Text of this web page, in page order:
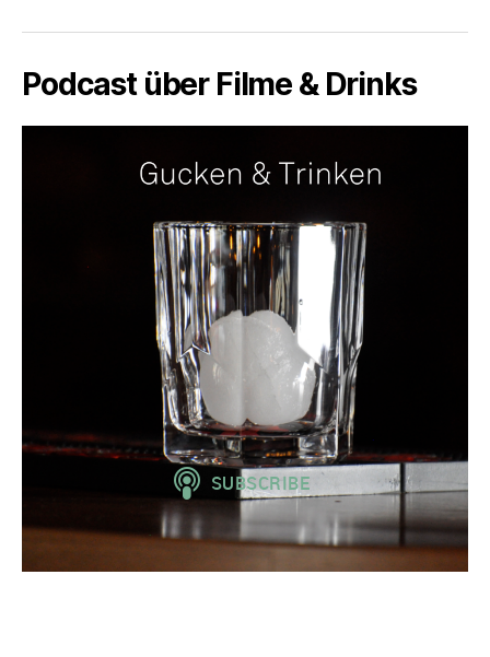
Podcast über Filme & Drinks